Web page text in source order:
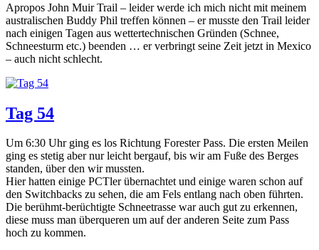
Apropos John Muir Trail – leider werde ich mich nicht mit meinem
australischen Buddy Phil treffen können – er musste den Trail leider
nach einigen Tagen aus wettertechnischen Gründen (Schnee,
Schneesturm etc.) beenden … er verbringt seine Zeit jetzt in Mexico
– auch nicht schlecht.
Tag 54
Um 6:30 Uhr ging es los Richtung Forester Pass. Die ersten Meilen
ging es stetig aber nur leicht bergauf, bis wir am Fuße des Berges
standen, über den wir mussten.
Hier hatten einige PCTler übernachtet und einige waren schon auf
den Switchbacks zu sehen, die am Fels entlang nach oben führten.
Die berühmt-berüchtigte Schneetrasse war auch gut zu erkennen,
diese muss man überqueren um auf der anderen Seite zum Pass
hoch zu kommen.